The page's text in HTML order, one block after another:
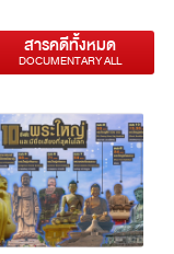
สารคดีทั้งหมด
DOCUMENTARY ALL